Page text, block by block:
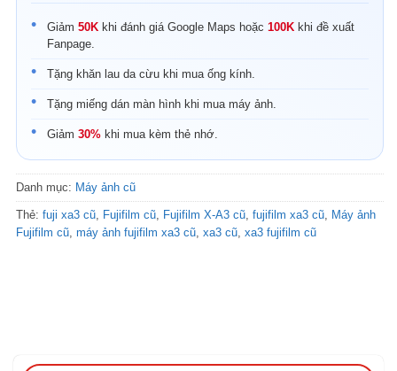
Giảm 50K khi đánh giá Google Maps hoặc 100K khi đề xuất
Fanpage.
Tặng khăn lau da cừu khi mua ống kính.
Tặng miếng dán màn hình khi mua máy ảnh.
Giảm 30% khi mua kèm thẻ nhớ.
Danh mục: Máy ảnh cũ
Thẻ: fuji xa3 cũ Fujifilm cũ Fujifilm X-A3 cũ fujifilm xa3 cũ
Máy ảnh
Fujifilm cũ máy ảnh fujifilm xa3 cũ xa3 cũ xa3 fujifilm cũ